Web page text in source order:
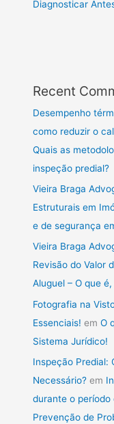
Diagnosticar
Recent
Desempenho
como reduzir o
Quais as
inspeção predial?
Vieira Braga
Estruturais em
e de segurança
Vieira Braga
Revisão do Valor
Aluguel – O que
Fotografia na
Essenciais! emO
Sistema Jurídico!
Inspeção Predial:
Necessário? em
durante o
Prevenção de